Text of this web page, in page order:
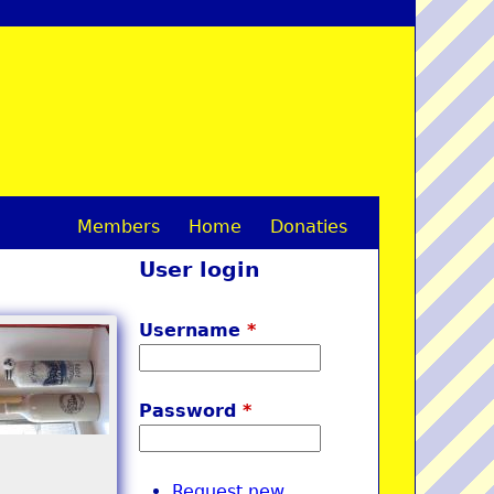
M
i
n
m
Members Home Donaties
User login
Username*
Password*